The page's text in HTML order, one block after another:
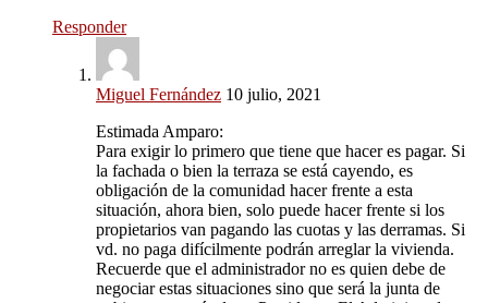
Responder
Miguel Fernández 10 julio, 2021
Estimada Amparo:
Para exigir lo primero que tiene que hacer es pagar. Si
la fachada o bien la terraza se está cayendo, es
obligación de la comunidad hacer frente a esta
situación, ahora bien, solo puede hacer frente si los
propietarios van pagando las cuotas y las derramas. Si
vd. no paga difícilmente podrán arreglar la vivienda.
Recuerde que el administrador no es quien debe de
negociar estas situaciones sino que será la junta de